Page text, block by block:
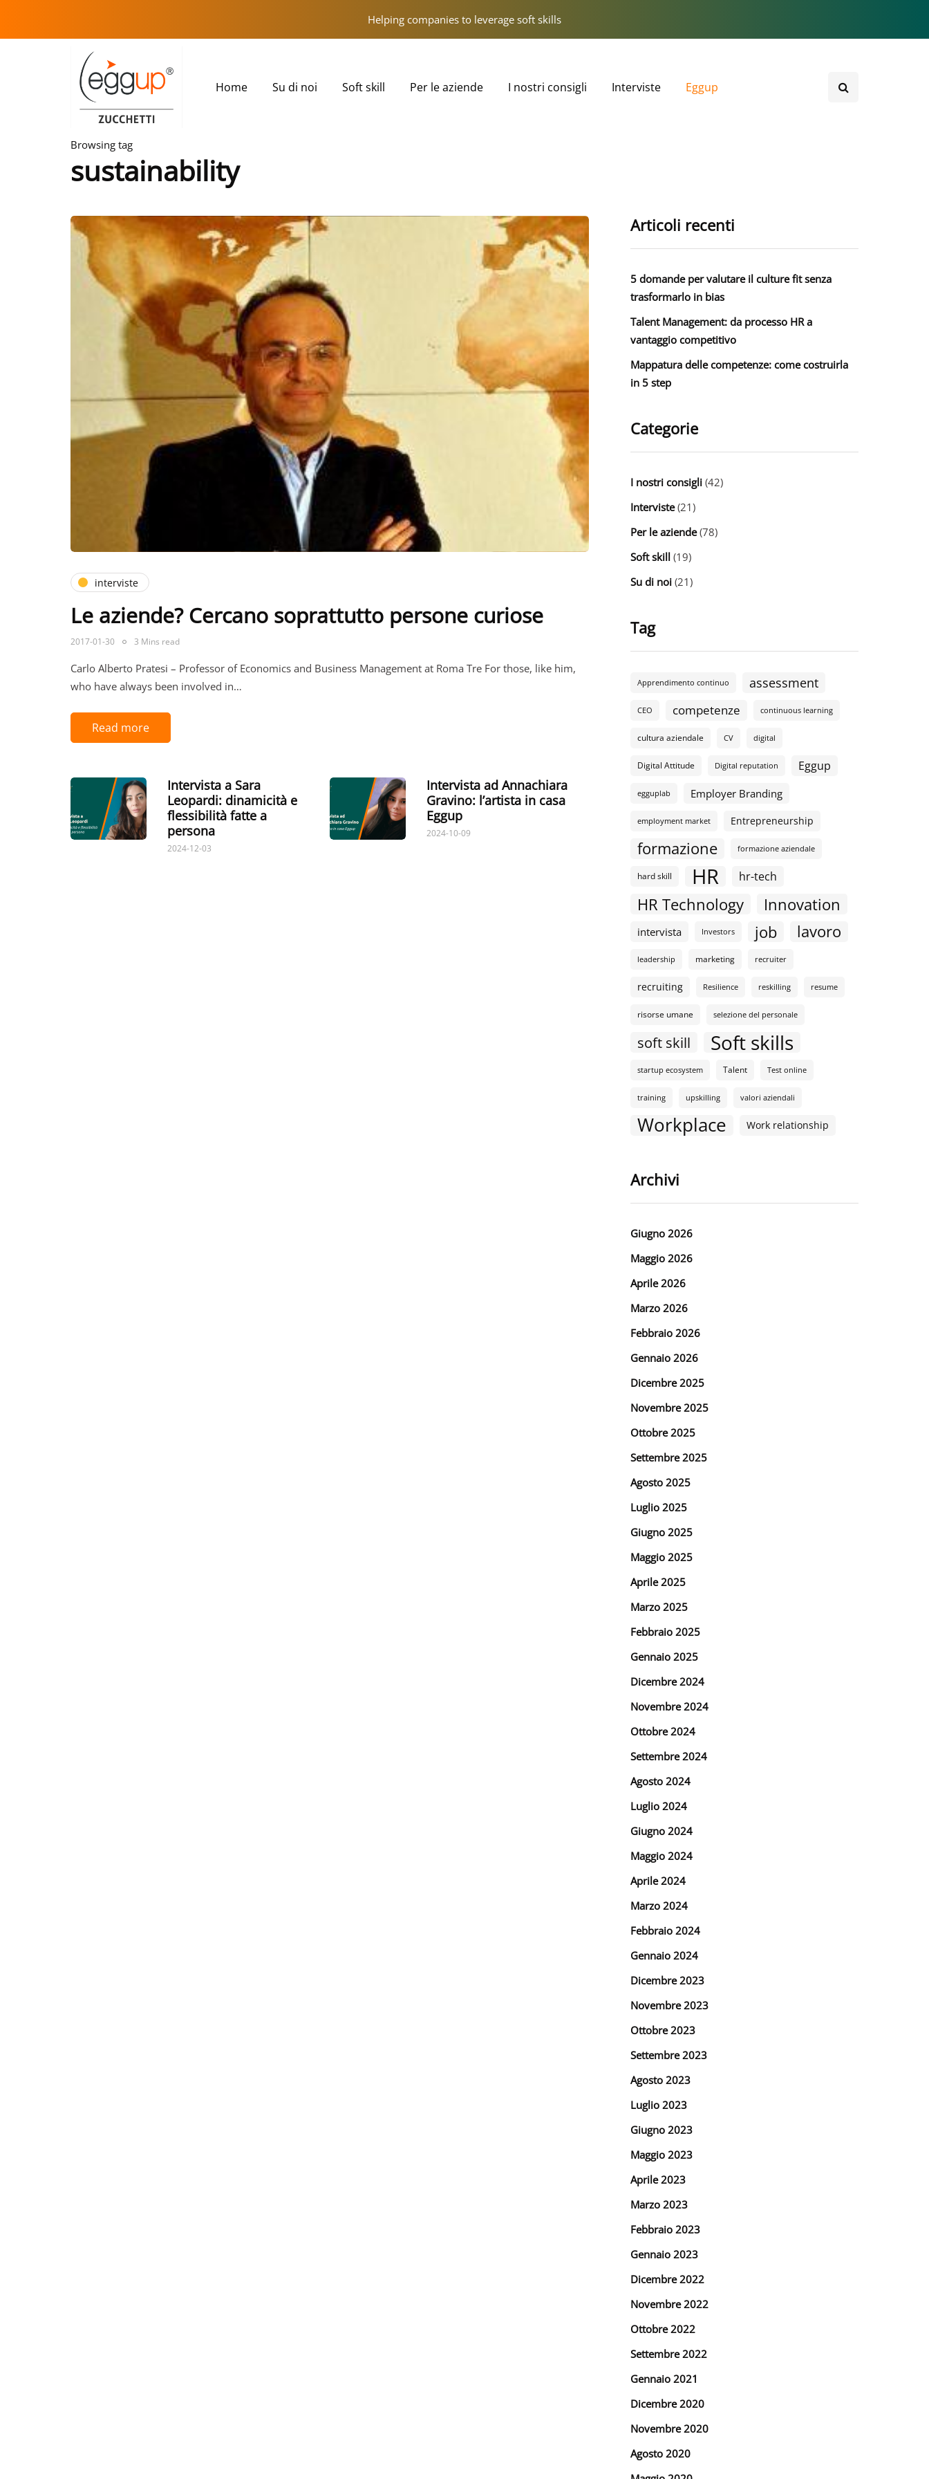
Helping companies to leverage soft skills
Home Su di noi Soft skill Per le aziende I nostri consigli Interviste Eggup
Browsing tag
sustainability
interviste
Le aziende? Cercano soprattutto persone curiose
2017-01-30 3 Mins read
Carlo Alberto Pratesi – Professor of Economics and Business Management at Roma Tre For those, like him,
who have always been involved in…
Read more
Intervista a Sara
Leopardi: dinamicità e
flessibilità fatte a
persona
2024-12-03
Intervista ad Annachiara
Gravino: l’artista in casa
Eggup
2024-10-09
Articoli recenti
5 domande per valutare il culture fit senza
trasformarlo in bias
Talent Management: da processo HR a
vantaggio competitivo
Mappatura delle competenze: come costruirla
in 5 step
Categorie
I nostri consigli (42)
Interviste(21)
Per le aziende(78)
Soft skill (19)
Su di noi (21)
Tag
Apprendimento continuo assessment
CEO competenze continuous learning
cultura aziendale CV digital
Digital Attitude Digital reputation Eggup
egguplab Employer Branding
employment market Entrepreneurship
formazione formazione aziendale
hard skill HR hr-tech
HR Technology Innovation
intervista Investors job lavoro
leadership marketing recruiter
recruiting Resilience reskilling resume
risorse umane selezione del personale
soft skill Soft skills
startup ecosystem Talent Test online
training upskilling valori aziendali
Workplace Work relationship
Archivi
Giugno 2026
Maggio 2026
Aprile 2026
Marzo 2026
Febbraio 2026
Gennaio 2026
Dicembre 2025
Novembre 2025
Ottobre 2025
Settembre 2025
Agosto 2025
Luglio 2025
Giugno 2025
Maggio 2025
Aprile 2025
Marzo 2025
Febbraio 2025
Gennaio 2025
Dicembre 2024
Novembre 2024
Ottobre 2024
Settembre 2024
Agosto 2024
Luglio 2024
Giugno 2024
Maggio 2024
Aprile 2024
Marzo 2024
Febbraio 2024
Gennaio 2024
Dicembre 2023
Novembre 2023
Ottobre 2023
Settembre 2023
Agosto 2023
Luglio 2023
Giugno 2023
Maggio 2023
Aprile 2023
Marzo 2023
Febbraio 2023
Gennaio 2023
Dicembre 2022
Novembre 2022
Ottobre 2022
Settembre 2022
Gennaio 2021
Dicembre 2020
Novembre 2020
Agosto 2020